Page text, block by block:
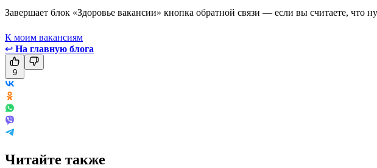
Завершает блок «Здоровье вакансии» кнопка обратной связи — если вы считаете,
К моим вакансиям
↩ На главную блога
9
Читайте также